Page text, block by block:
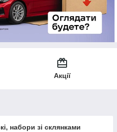
Акції
набори зі склянками